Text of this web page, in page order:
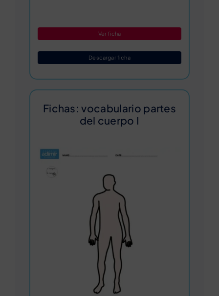
Ver ficha
Descargar ficha
Fichas: vocabulario partes
del cuerpo I